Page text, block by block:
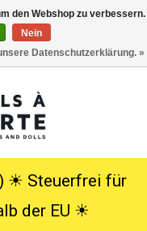
☀︎ Steuerfrei für
der EU ☀︎
den Webshop zu verbessern.
Nein
Datenschutzerklärung. »